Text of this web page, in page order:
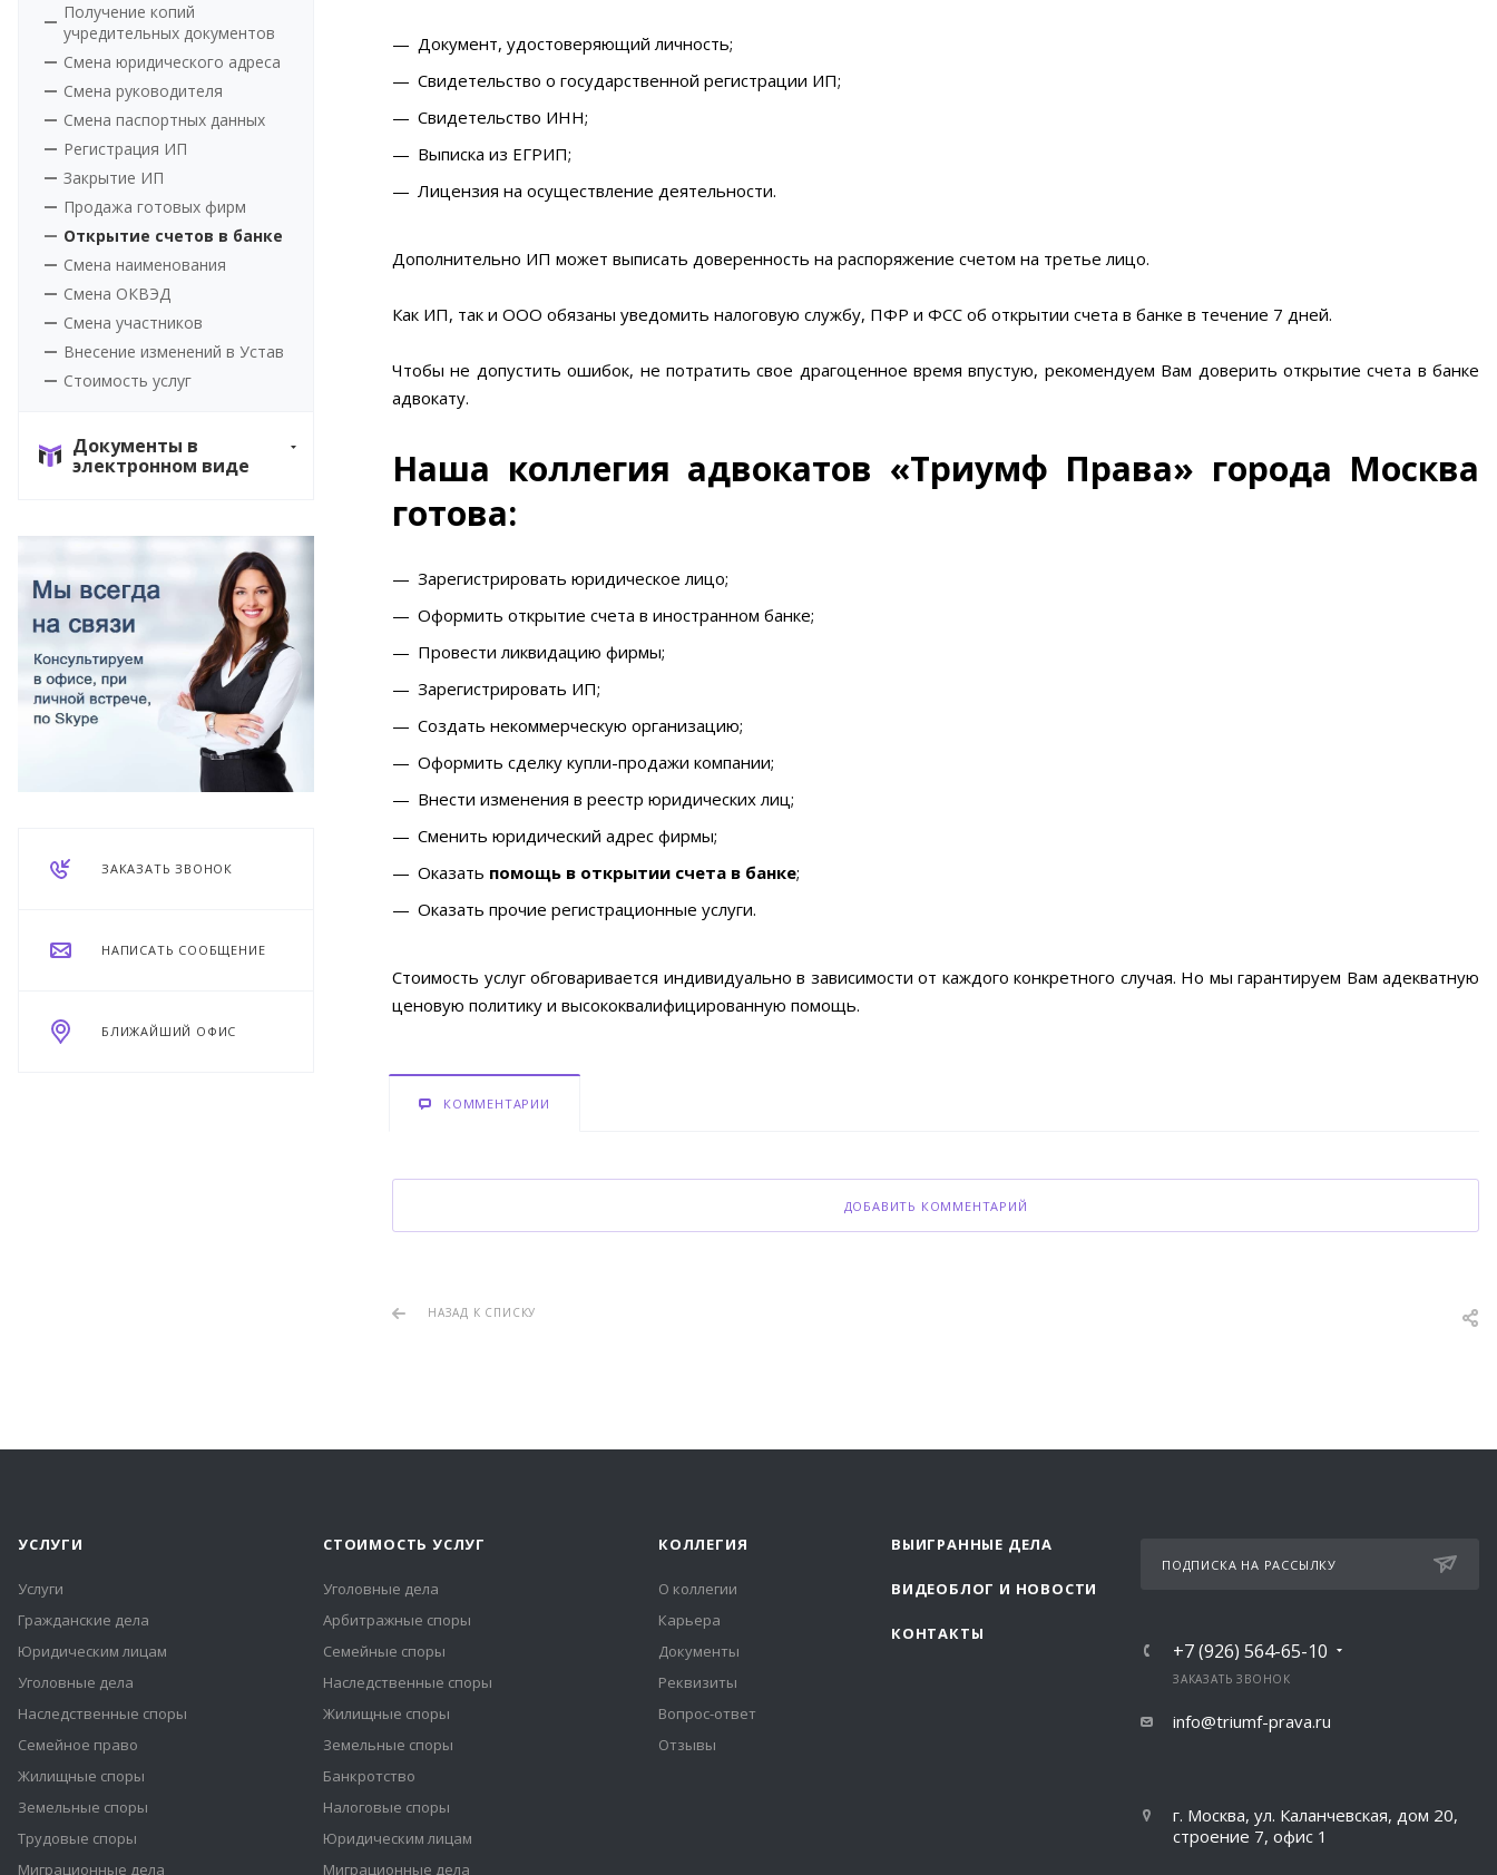
Получение копий
учредительных документов
Смена юридического адреса
Смена руководителя
Смена паспортных данных
Регистрация ИП
Закрытие ИП
Продажа готовых фирм
Открытие счетов в банке
Смена наименования
Смена ОКВЭД
Смена участников
Внесение изменений в Устав
Стоимость услуг
Документы в
электронном виде
ЗАКАЗАТЬ ЗВОНОК
НАПИСАТЬ СООБЩЕНИЕ
БЛИЖАЙШИЙ ОФИС
Документ, удостоверяющий личность;
Свидетельство о государственной регистрации ИП;
Свидетельство ИНН;
Выписка из ЕГРИП;
Лицензия на осуществление деятельности.
Дополнительно ИП может выписать доверенность на распоряжение счетом на третье лицо.
Как ИП, так и ООО обязаны уведомить налоговую службу, ПФР и ФСС об открытии счета в банке в течение 7 дней.
Чтобы не допустить ошибок, не потратить свое драгоценное время впустую, рекомендуем Вам доверить открытие счета в банке
адвокату.
Наша коллегия адвокатов «Триумф Права» города Москва
готова:
Зарегистрировать юридическое лицо;
Оформить открытие счета в иностранном банке;
Провести ликвидацию фирмы;
Зарегистрировать ИП;
Создать некоммерческую организацию;
Оформить сделку купли-продажи компании;
Внести изменения в реестр юридических лиц;
Сменить юридический адрес фирмы;
Оказать помощь в открытии счета в банке;
Оказать прочие регистрационные услуги.
Стоимость услуг обговаривается индивидуально в зависимости от каждого конкретного случая. Но мы гарантируем Вам адекватную
ценовую политику и высококвалифицированную помощь.
КОММЕНТАРИИ
ДОБАВИТЬ КОММЕНТАРИЙ
НАЗАД К СПИСКУ
УСЛУГИ
Услуги
Гражданские дела
Юридическим лицам
Уголовные дела
Наследственные споры
Семейное право
Жилищные споры
Земельные споры
Трудовые споры
Миграционные дела
СТОИМОСТЬ УСЛУГ
Уголовные дела
Арбитражные споры
Семейные споры
Наследственные споры
Жилищные споры
Земельные споры
Банкротство
Налоговые споры
Юридическим лицам
Миграционные дела
КОЛЛЕГИЯ
О коллегии
Карьера
Документы
Реквизиты
Вопрос-ответ
Отзывы
ВЫИГРАННЫЕ ДЕЛА
ВИДЕОБЛОГ И НОВОСТИ
КОНТАКТЫ
ПОДПИСКА НА РАССЫЛКУ
+7 (926) 564-65-10
ЗАКАЗАТЬ ЗВОНОК
info@triumf-prava.ru
г. Москва, ул. Каланчевская, дом 20,
строение 7, офис 1